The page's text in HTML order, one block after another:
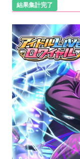
結果集計完了